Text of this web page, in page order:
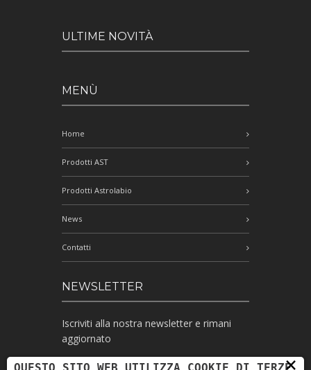
ULTIME NOVITÀ
MENÙ
Home
Prodotti AST
Prodotti Astrolabio
News
Contatti
NEWSLETTER
Iscriviti alla nostra newsletter e rimani
aggiornato
×